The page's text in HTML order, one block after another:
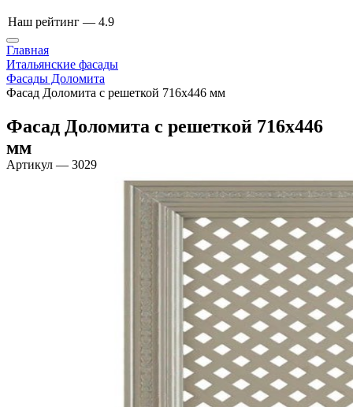
Наш рейтинг — 4.9
Главная
Итальянские фасады
Фасады Доломита
Фасад Доломита с решеткой 716х446 мм
Фасад Доломита с решеткой 716х446
мм
Артикул — 3029